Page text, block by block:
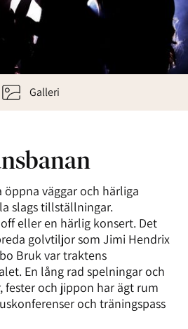
Galleri
öppna väggar och härliga
slags tillställningar.
eller en härlig konsert. Det
golvtiljor som Jimi Hendrix
Bruk var traktens
En lång rad spelningar och
och jippon har ägt rum
och träningspass